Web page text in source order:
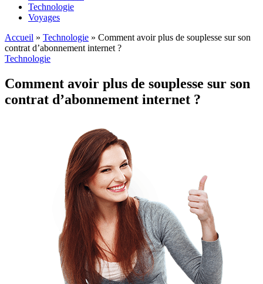
Technologie
Voyages
Accueil » Technologie » Comment avoir plus de souplesse sur son
contrat d’abonnement internet ?
Technologie
Comment avoir plus de souplesse sur son
contrat d’abonnement internet ?